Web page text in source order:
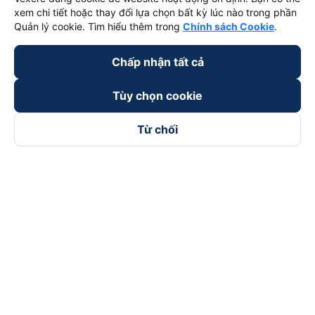
xem chi tiết hoặc thay đổi lựa chọn bất kỳ lúc nào trong phần
Quản lý cookie. Tìm hiểu thêm trong Chính sách Cookie.
Chấp nhận tất cả
Tùy chọn cookie
Từ chối